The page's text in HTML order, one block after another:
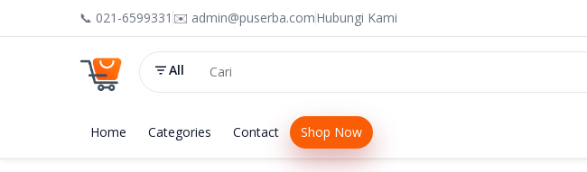
📞 021-6599331 ✉️ admin@puserba.comHubungi Kami
All
Home Categories Contact Shop Now